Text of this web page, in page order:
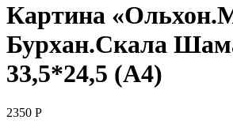
Картина
Бурхан.Скала
33,5*24,5 (А4)
2350 Р